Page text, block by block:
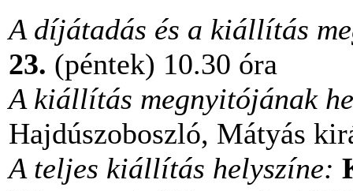
A díjátadás és a kiállítás
23. (péntek) 10.30 óra
A kiállítás megnyitójának
Hajdúszoboszló, Mátyás
A teljes kiállítás helyszíne: